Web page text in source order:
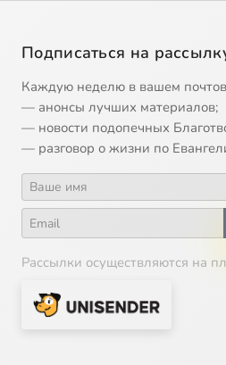
Подписаться на
Каждую неделю в вашем
— анонсы лучших материалов;
— новости подопечных
— разговор о жизни по
Рассылки осуществляются на